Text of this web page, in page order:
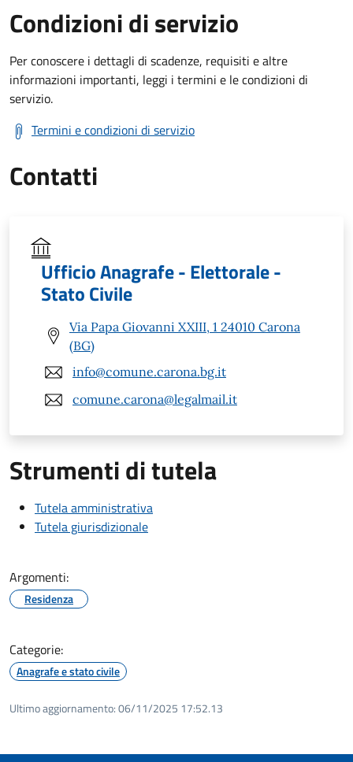
Condizioni di servizio
Per conoscere i dettagli di scadenze, requisiti e altre
informazioni importanti, leggi i termini e le condizioni di
servizio.
Termini e condizioni di servizio
Contatti
Ufficio Anagrafe - Elettorale -
Stato Civile
Via Papa Giovanni XXIII, 1 24010 Carona
(BG)
info@comune.carona.bg.it
comune.carona@legalmail.it
Strumenti di tutela
Tutela amministrativa
Tutela giurisdizionale
Argomenti:
Residenza
Categorie:
Anagrafe e stato civile
Ultimo aggiornamento:06/11/2025 17:52.13